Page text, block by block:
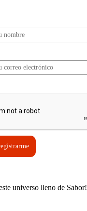
universo lleno de Sabor!